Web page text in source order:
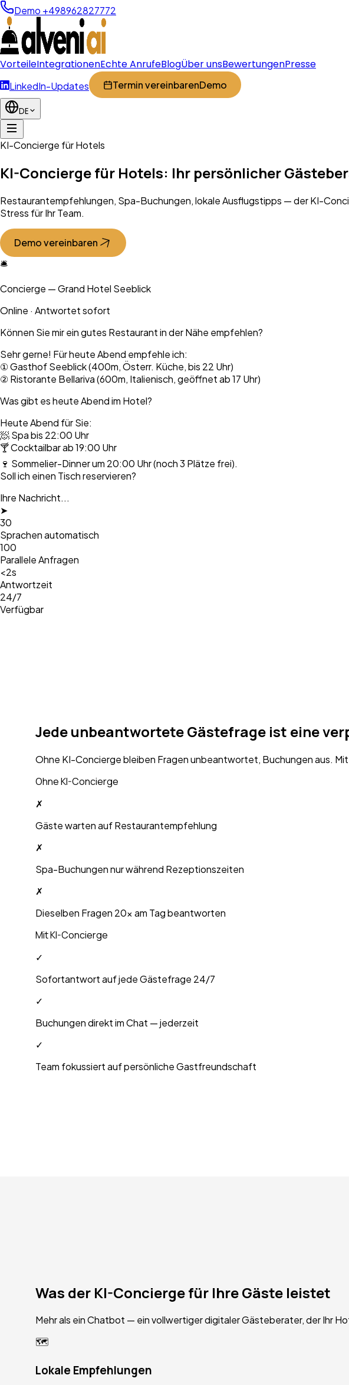
Demo +498962827772
VorteileIntegrationenEchte AnrufeBlogÜber unsBewertungenPresse
LinkedIn-Updates Termin vereinbarenDemo
DE
KI-Concierge für Hotels
KI-Concierge für Hotels: Ihr persönlicher
Restaurantempfehlungen, Spa-Buchungen, lokale Ausflugstipps — der KI-
Stress für Ihr Team.
Demo vereinbaren
🛎️
Concierge — Grand Hotel Seeblick
Online · Antwortet sofort
Können Sie mir ein gutes Restaurant in der Nähe empfehlen?
Sehr gerne! Für heute Abend empfehle ich:
①Gasthof Seeblick (400m, Österr. Küche, bis 22 Uhr)
②Ristorante Bellariva (600m, Italienisch, geöffnet ab 17 Uhr)
Was gibt es heute Abend im Hotel?
Heute Abend für Sie:
🧖 Spa bis 22:00 Uhr
🍸 Cocktailbar ab 19:00 Uhr
🍷 Sommelier-Dinner um 20:00 Uhr (noch 3 Plätze frei).
Soll ich einen Tisch reservieren?
Ihre Nachricht...
➤
30
Sprachen automatisch
100
Parallele Anfragen
<2s
Antwortzeit
24/7
Verfügbar
Jede unbeantwortete Gästefrage ist eine
Ohne KI-Concierge bleiben Fragen unbeantwortet, Buchungen aus.
Ohne KI-Concierge
✗
Gäste warten auf Restaurantempfehlung
✗
Spa-Buchungen nur während Rezeptionszeiten
✗
Dieselben Fragen 20x am Tag beantworten
Mit KI-Concierge
✓
Sofortantwort auf jede Gästefrage 24/7
✓
Buchungen direkt im Chat — jederzeit
✓
Team fokussiert auf persönliche Gastfreundschaft
Was der KI-Conciergefür Ihre Gäste leistet
Mehr als ein Chatbot — ein vollwertiger digitaler Gästeberater, der Ihr
🗺️
Lokale Empfehlungen